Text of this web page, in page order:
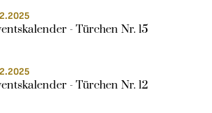
- Türchen Nr. 15
- Türchen Nr. 12